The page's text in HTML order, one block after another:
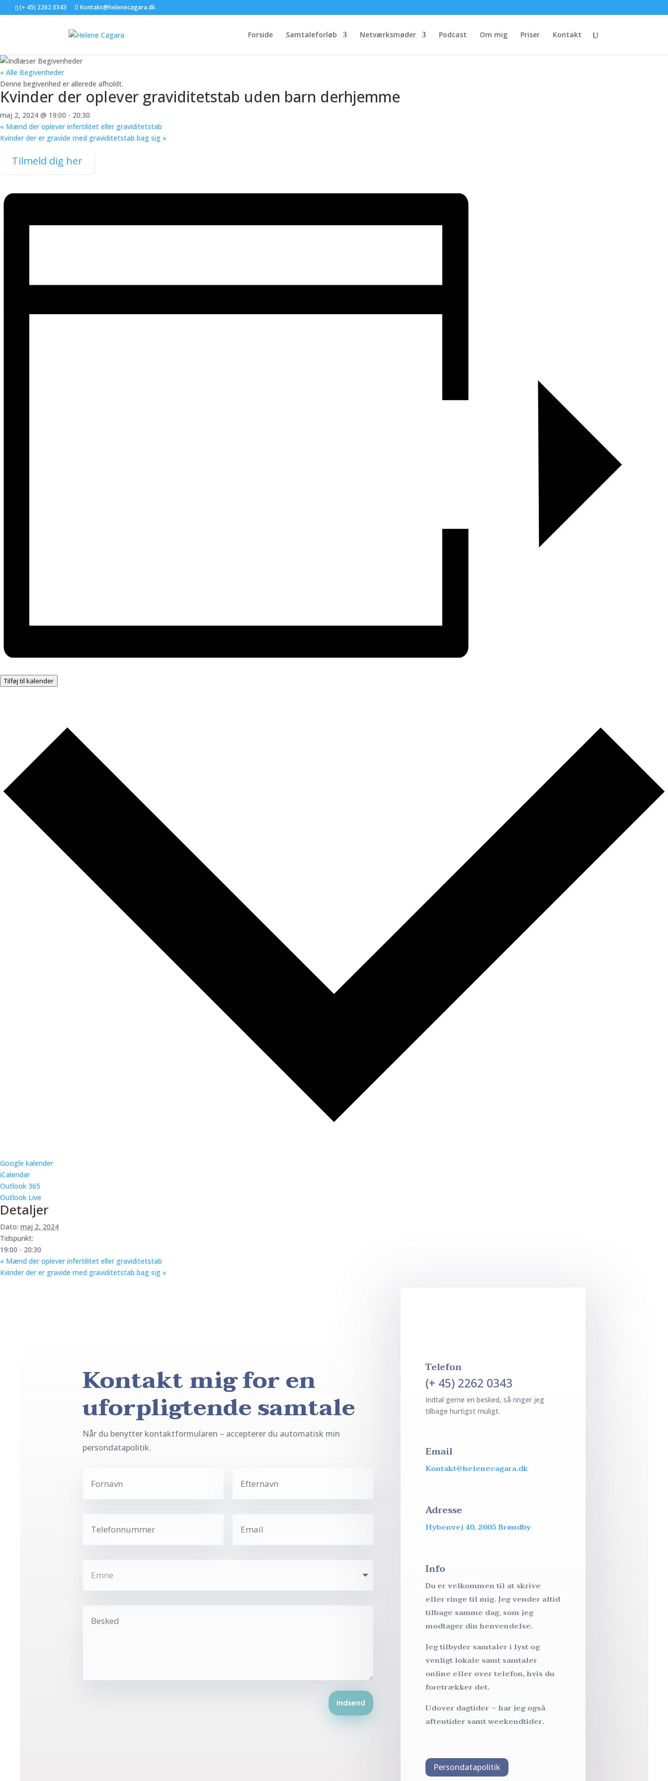
(+ 45) 2262 0343 Kontakt@helenecagara.dk
Forside Samtaleforløb Netværksmøder Podcast Om mig Priser Kontakt
« Alle Begivenheder
Denne begivenhed er allerede afholdt.
Kvinder der oplever graviditetstab uden barn derhjemme
maj 2, 2024 @ 19:00 - 20:30
« Mænd der oplever infertilitet eller graviditetstab
Kvinder der er gravide med graviditetstab bag sig »
Tilmeld dig her
Tilføj til kalender
Google kalender
iCalendar
Outlook 365
Outlook Live
Detaljer
Dato: maj 2, 2024
Tidspunkt:
19:00 - 20:30
« Mænd der oplever infertilitet eller graviditetstab
Kvinder der er gravide med graviditetstab bag sig »
Kontakt mig for en
uforpligtende samtale
Når du benytter kontaktformularen – accepterer du automatisk min
persondatapolitik.
Indsend
Telefon
(+ 45) 2262 0343
Indtal gerne en besked, så ringer jeg
tilbage hurtigst muligt.
Email
Kontakt@helenecagara.dk
Adresse
Hybenvej 40, 2605 Brøndby
Info
Du er velkommen til at skrive
eller ringe til mig. Jeg vender altid
tilbage samme dag, som jeg
modtager din henvendelse.
Jeg tilbyder samtaler i lyst og
venligt lokale samt samtaler
online eller over telefon, hvis du
foretrækker det.
Udover dagtider – har jeg også
aftentider samt weekendtider.
Persondatapolitik